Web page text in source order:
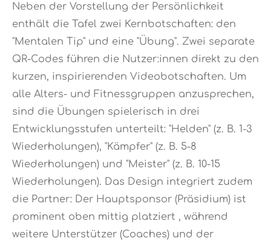
Neben der Vorstellung der Persönlichkeit
enthält die Tafel zwei Kernbotschaften: den
"Mentalen Tip" und eine "Übung". Zwei separate
QR-Codes führen die Nutzer:innen direkt zu den
kurzen, inspirierenden Videobotschaften. Um
alle Alters- und Fitnessgruppen anzusprechen,
sind die Übungen spielerisch in drei
Entwicklungsstufen unterteilt: "Helden" (z. B. 1-3
Wiederholungen), "Kämpfer" (z. B. 5-8
Wiederholungen) und "Meister" (z. B. 10-15
Wiederholungen). Das Design integriert zudem
die Partner: Der Hauptsponsor (Präsidium) ist
prominent oben mittig platziert , während
weitere Unterstützer (Coaches) und der